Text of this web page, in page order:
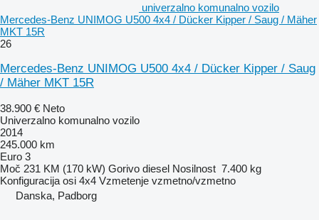
univerzalno komunalno vozilo
Mercedes-Benz UNIMOG U500 4x4 / Dücker Kipper / Saug / Mäher
MKT 15R
26
Mercedes-Benz UNIMOG U500 4x4 / Dücker Kipper / Saug
/ Mäher MKT 15R
38.900 € Neto
Univerzalno komunalno vozilo
2014
245.000 km
Euro 3
Moč 231 KM (170 kW) Gorivo diesel Nosilnost 7.400 kg
Konfiguracija osi 4x4 Vzmetenje vzmetno/vzmetno
Danska, Padborg